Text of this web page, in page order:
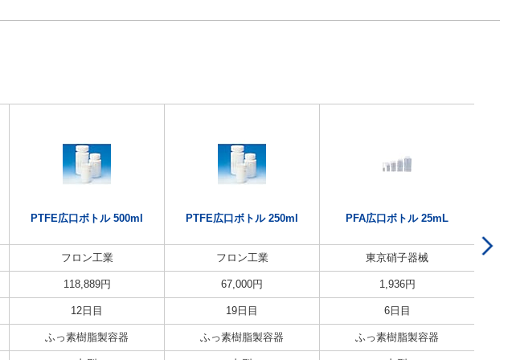
PTFE広口ボトル 500ml PTFE広口ボトル 250ml PFA広口ボトル 25mL
フロン工業 フロン工業 東京硝子器械
118,889円 67,000円 1,936円
12日目 19日目 6日目
ふっ素樹脂製容器 ふっ素樹脂製容器 ふっ素樹脂製容器